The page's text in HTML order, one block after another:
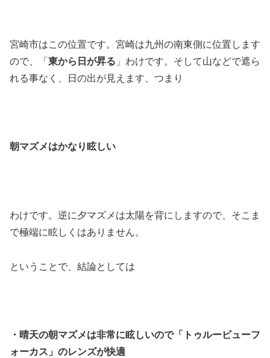
宮崎市はこの位置です。宮崎は九州の南東側に位置します
ので、「 東から日が昇る 」わけです。そして山などで遮ら
れる事なく、日の出が見えます、つまり
朝マズメはかなり眩しい
わけです。逆に夕マズメは太陽を背にしますので、そこま
で極端に眩しくはありません。
ということで、結論としては
・晴天の朝マズメは非常に眩しいので「トゥルービューフ
ォーカス」のレンズが快適